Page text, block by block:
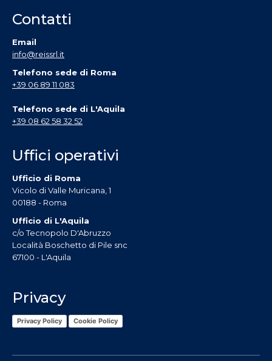
Contatti
Email
info@reissrl.it
Telefono sede di Roma
+39 06 89 11 083
Telefono sede di L'Aquila
+39 08 62 58 32 52
Uffici operativi
Ufficio di Roma
Vicolo di Valle Muricana, 1
00188 - Roma
Ufficio di L'Aquila
c/o Tecnopolo D'Abruzzo
Località Boschetto di Pile snc
67100 - L'Aquila
Privacy
Privacy Policy Cookie Policy